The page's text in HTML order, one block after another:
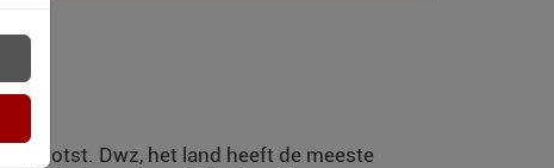
grootst. Dwz, het land heeft de meeste